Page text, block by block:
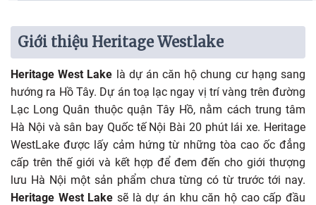
Giới thiệu Heritage Westlake
Heritage West Lake là dự án căn hộ chung cư hạng sang
hướng ra Hồ Tây. Dự án toạ lạc ngay vị trí vàng trên đường
Lạc Long Quân thuộc quận Tây Hồ, nằm cách trung tâm
Hà Nội và sân bay Quốc tế Nội Bài 20 phút lái xe. Heritage
WestLake được lấy cảm hứng từ những tòa cao ốc đẳng
cấp trên thế giới và kết hợp để đem đến cho giới thượng
lưu Hà Nội một sản phẩm chưa từng có từ trước tới nay.
Heritage West Lake sẽ là dự án khu căn hộ cao cấp đầu